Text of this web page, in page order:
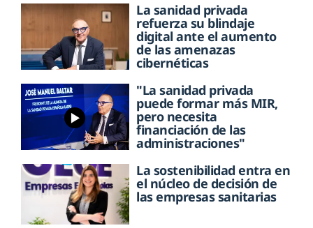
La sanidad privada
refuerza su blindaje
digital ante el aumento
de las amenazas
cibernéticas
"La sanidad privada
puede formar más MIR,
pero necesita
financiación de las
administraciones"
La sostenibilidad entra en
el núcleo de decisión de
las empresas sanitarias